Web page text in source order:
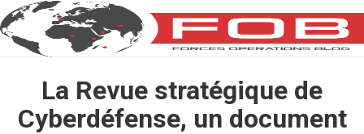
La Revue stratégique de
Cyberdéfense, un document